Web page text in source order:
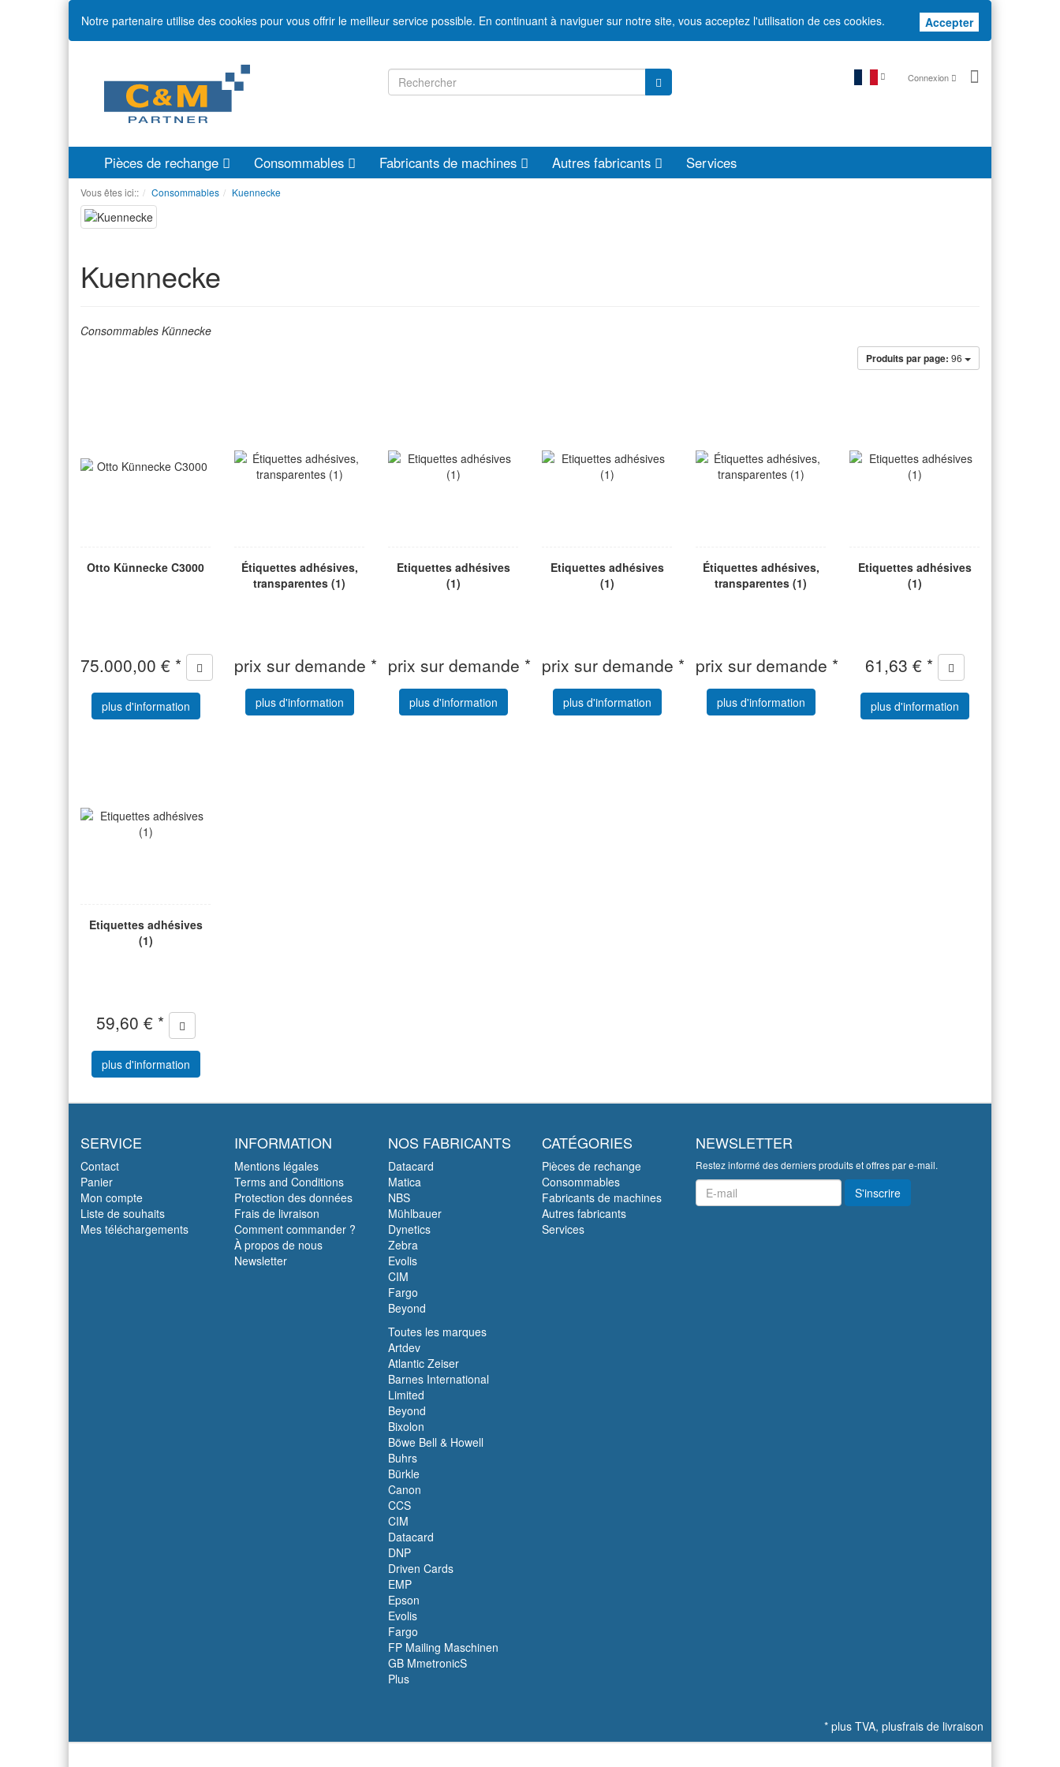
AccepterAccepter
Notre partenaire utilise des cookies pour vous offrir le meilleur service possible. En continuant à naviguer sur notre site, vous acceptez l'utilisation de ces cookies.
Connexion
Pièces de rechange Consommables Fabricants de machines Autres fabricants Services
Vous êtes ici:: Consommables Kuennecke
Kuennecke
Consommables Künnecke
Produits par page: 96
Otto Künnecke C3000
75.000,00 € *
plus d'information
Étiquettes adhésives,
transparentes (1)
prix sur demande *
plus d'information
Etiquettes adhésives
(1)
prix sur demande *
plus d'information
Etiquettes adhésives
(1)
prix sur demande *
plus d'information
Étiquettes adhésives,
transparentes (1)
prix sur demande *
plus d'information
Etiquettes adhésives
(1)
61,63 € *
plus d'information
Etiquettes adhésives
(1)
59,60 € *
plus d'information
SERVICE
Contact
Panier
Mon compte
Liste de souhaits
Mes téléchargements
INFORMATION
Mentions légales
Terms and Conditions
Protection des données
Frais de livraison
Comment commander ?
À propos de nous
Newsletter
NOS FABRICANTS
Datacard
Matica
NBS
Mühlbauer
Dynetics
Zebra
Evolis
CIM
Fargo
Beyond
Toutes les marques
Artdev
Atlantic Zeiser
Barnes International
Limited
Beyond
Bixolon
Böwe Bell & Howell
Buhrs
Bürkle
Canon
CCS
CIM
Datacard
DNP
Driven Cards
EMP
Epson
Evolis
Fargo
FP Mailing Maschinen
GB MmetronicS
Plus
CATÉGORIES
Pièces de rechange
Consommables
Fabricants de machines
Autres fabricants
Services
NEWSLETTER
Restez informé des derniers produits et offres par e-mail.
Newsletter S'inscrire
* plus TVA, plusfrais de livraison